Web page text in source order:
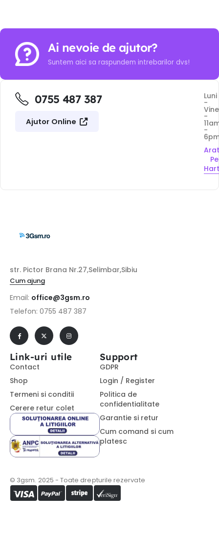
Ai nevoie de ajutor?
Suntem aici sa raspundem intrebarilor dvs!
0755 487 387
Ajutor Online
Luni
-
-
-
Pe
str. Pictor Brana Nr.27,Selimbar,Sibiu
Cum ajung
Email: office@3gsm.ro
Telefon: 0755 487 387
Link-uri utile
Contact
Shop
Termeni si conditii
Cerere retur colet
Support
GDPR
Login / Register
Politica de
confidentialitate
Garantie si retur
Cum comand si cum
platesc
© 3gsm. 2025 - Toate drepturile rezervate